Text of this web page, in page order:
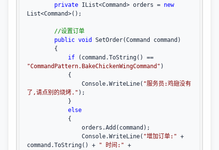
private IList<Command> orders = new
List<Command>();
//设置订单
public void
SetOrder(Command command)
if
"CommandPattern.BakeChickenWingCommand " )
                Console.WriteLine(
"服务员:鸡翅没有
了,请点别的烧烤. " );
else
                Console.WriteLine(
"增加订单: " +
command.ToString() +
" 时间: " +